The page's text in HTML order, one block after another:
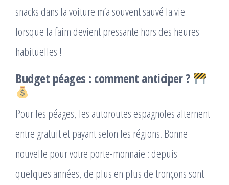
snacks dans la voiture m’a souvent sauvé la vie
lorsque la faim devient pressante hors des heures
habituelles !
Budget péages : comment anticiper ?
Pour les péages, les autoroutes espagnoles alternent
entre gratuit et payant selon les régions. Bonne
nouvelle pour votre porte-monnaie : depuis
quelques années, de plus en plus de tronçons sont